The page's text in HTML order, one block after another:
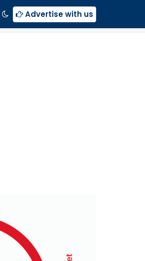
Advertise with us